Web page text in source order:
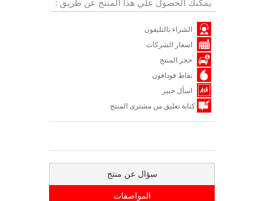
يمكنك الحصول علي هذا المنتج عن طريق :
الشراء بالتليفون
اسعار الشركات
حجز المنتج
نقاط فودافون
اسأل خبير
كتابة تعليق من مشترى المنتج
سؤال عن منتج
المواصفات